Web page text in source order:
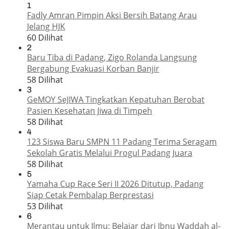
1
Fadly Amran Pimpin Aksi Bersih Batang Arau
Jelang HJK
60 Dilihat
2
Baru Tiba di Padang, Zigo Rolanda Langsung
Bergabung Evakuasi Korban Banjir
58 Dilihat
3
GeMOY SeJIWA Tingkatkan Kepatuhan Berobat
Pasien Kesehatan Jiwa di Timpeh
58 Dilihat
4
123 Siswa Baru SMPN 11 Padang Terima Seragam
Sekolah Gratis Melalui Progul Padang Juara
58 Dilihat
5
Yamaha Cup Race Seri II 2026 Ditutup, Padang
Siap Cetak Pembalap Berprestasi
53 Dilihat
6
Merantau untuk Ilmu: Belajar dari Ibnu Waddah al-